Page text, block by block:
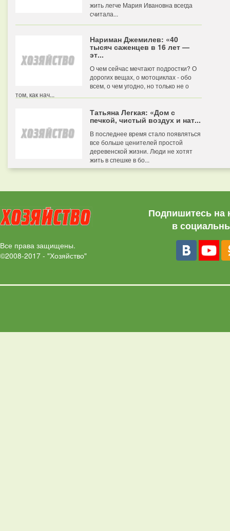
жить легче Мария Ивановна всегда
считала...
Нариман Джемилев: «40
тысяч саженцев в 16 лет —
эт...
О чем сейчас мечтают подростки? О
дорогих вещах, о мотоциклах - обо
всем, о чем угодно, но только не о
том, как нач...
Татьяна Легкая: «Дом с
печкой, чистый воздух и нат...
В последнее время стало появляться
все больше ценителей простой
деревенской жизни. Люди не хотят
жить в спешке в бо...
Все права защищены.
©2008-2017 - "Хозяйство"
Подпишитесь на
в